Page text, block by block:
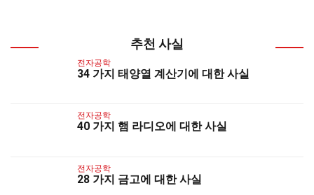
추천 사실
전자공학
34 가지 태양열 계산기에 대한 사실
전자공학
40 가지 햄 라디오에 대한 사실
전자공학
28 가지 금고에 대한 사실